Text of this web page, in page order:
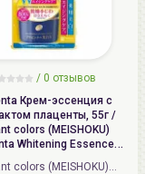
gu, Seoul
Петровна,
E-mail:
/ 0 отзывов
Крем-эссенция с
плаценты, 55г /
colors (MEISHOKU)
Whitening Essence
Cream
colors (MEISHOKU)